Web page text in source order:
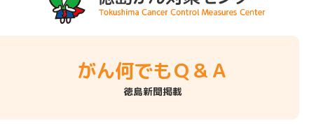
がん何でもＱ＆Ａ
徳島新聞掲載